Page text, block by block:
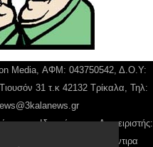
Media, ΑΦΜ: 043750542, Δ.Ο.Υ:
31 τ.κ 42132 Τρίκαλα, Τηλ:
Ιδιοκτήτης και Διαχειριστής:
Βασιλική, Διευθύντιρα